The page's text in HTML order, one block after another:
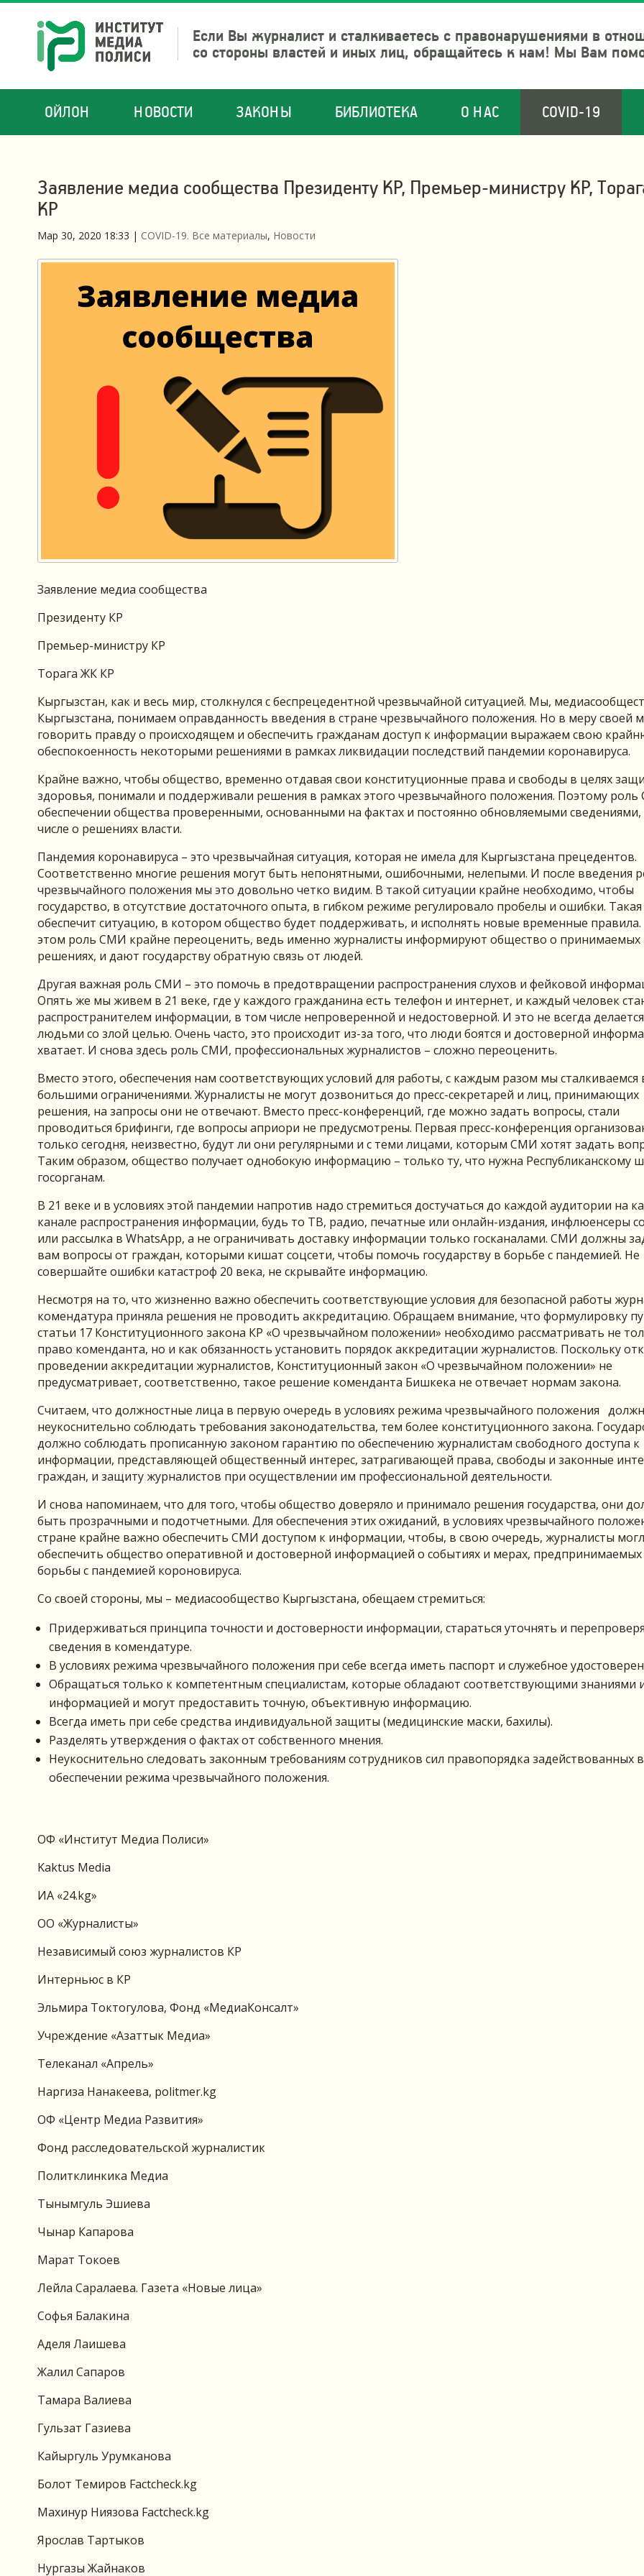
Если Вы журналист и сталкиваетесь с правонарушениями в
со стороны властей и иных лиц, обращайтесь к нам! Мы Вам
ОЙЛОН НОВОСТИ ЗАКОНЫ БИБЛИОТЕКА О НАС COVID-19
Заявление медиа сообщества Президенту КР, Премьер-министру КР,
КР
Мар 30, 2020 18:33 | COVID-19. Все материалы, Новости
Заявление медиа сообщества
Президенту КР
Премьер-министру КР
Торага ЖК КР
Кыргызстан, как и весь мир, столкнулся с беспрецедентной чрезвычайной ситуацией. Мы,
Кыргызстана, понимаем оправданность введения в стране чрезвычайного положения. Но в меру своей
говорить правду о происходящем и обеспечить гражданам доступ к информации выражаем свою
обеспокоенность некоторыми решениями в рамках ликвидации последствий пандемии коронавируса.
Крайне важно, чтобы общество, временно отдавая свои конституционные права и свободы в целях
здоровья, понимали и поддерживали решения в рамках этого чрезвычайного положения. Поэтому
обеспечении общества проверенными, основанными на фактах и постоянно обновляемыми
числе о решениях власти.
Пандемия коронавируса – это чрезвычайная ситуация, которая не имела для Кыргызстана прецедентов.
Соответственно многие решения могут быть непонятными, ошибочными, нелепыми. И после введения
чрезвычайного положения мы это довольно четко видим. В такой ситуации крайне необходимо, чтобы
государство, в отсутствие достаточного опыта, в гибком режиме регулировало пробелы и ошибки. Такая
обеспечит ситуацию, в котором общество будет поддерживать, и исполнять новые временные
этом роль СМИ крайне переоценить, ведь именно журналисты информируют общество о принимаемых
решениях, и дают государству обратную связь от людей.
Другая важная роль СМИ – это помочь в предотвращении распространения слухов и фейковой
Опять же мы живем в 21 веке, где у каждого гражданина есть телефон и интернет, и каждый человек
распространителем информации, в том числе непроверенной и недостоверной. И это не всегда делается
людьми со злой целью. Очень часто, это происходит из-за того, что люди боятся и достоверной
хватает. И снова здесь роль СМИ, профессиональных журналистов – сложно переоценить.
Вместо этого, обеспечения нам соответствующих условий для работы, с каждым разом мы сталкиваемся
большими ограничениями. Журналисты не могут дозвониться до пресс-секретарей и лиц, принимающих
решения, на запросы они не отвечают. Вместо пресс-конференций, где можно задать вопросы, стали
проводиться брифинги, где вопросы априори не предусмотрены. Первая пресс-конференция
только сегодня, неизвестно, будут ли они регулярными и с теми лицами, которым СМИ хотят задать
Таким образом, общество получает однобокую информацию – только ту, что нужна Республиканскому
госорганам.
В 21 веке и в условиях этой пандемии напротив надо стремиться достучаться до каждой аудитории на
канале распространения информации, будь то ТВ, радио, печатные или онлайн-издания, инфлюенсеры
или рассылка в WhatsApp, а не ограничивать доставку информации только госканалами. СМИ должны
вам вопросы от граждан, которыми кишат соцсети, чтобы помочь государству в борьбе с пандемией. Не
совершайте ошибки катастроф 20 века, не скрывайте информацию.
Несмотря на то, что жизненно важно обеспечить соответствующие условия для безопасной работы
комендатура приняла решения не проводить аккредитацию. Обращаем внимание, что формулировку
статьи 17 Конституционного закона КР «О чрезвычайном положении» необходимо рассматривать не
право коменданта, но и как обязанность установить порядок аккредитации журналистов. Поскольку
проведении аккредитации журналистов, Конституционный закон «О чрезвычайном положении» не
предусматривает, соответственно, такое решение коменданта Бишкека не отвечает нормам закона.
Считаем, что должностные лица в первую очередь в условиях режима чрезвычайного положения
неукоснительно соблюдать требования законодательства, тем более конституционного закона.
должно соблюдать прописанную законом гарантию по обеспечению журналистам свободного доступа к
информации, представляющей общественный интерес, затрагивающей права, свободы и законные
граждан, и защиту журналистов при осуществлении им профессиональной деятельности.
И снова напоминаем, что для того, чтобы общество доверяло и принимало решения государства, они
быть прозрачными и подотчетными. Для обеспечения этих ожиданий, в условиях чрезвычайного
стране крайне важно обеспечить СМИ доступом к информации, чтобы, в свою очередь, журналисты
обеспечить общество оперативной и достоверной информацией о событиях и мерах, предпринимаемых
борьбы с пандемией короновируса.
Со своей стороны, мы – медиасообщество Кыргызстана, обещаем стремиться:
Придерживаться принципа точности и достоверности информации, стараться уточнять и
сведения в комендатуре.
В условиях режима чрезвычайного положения при себе всегда иметь паспорт и служебное
Обращаться только к компетентным специалистам, которые обладают соответствующими знаниями
информацией и могут предоставить точную, объективную информацию.
Всегда иметь при себе средства индивидуальной защиты (медицинские маски, бахилы).
Разделять утверждения о фактах от собственного мнения.
Неукоснительно следовать законным требованиям сотрудников сил правопорядка задействованных в
обеспечении режима чрезвычайного положения.
ОФ «Институт Медиа Полиси»
Kaktus Media
ИА «24.kg»
ОО «Журналисты»
Независимый союз журналистов КР
Интерньюс в КР
Эльмира Токтогулова, Фонд «МедиаКонсалт»
Учреждение «Азаттык Медиа»
Телеканал «Апрель»
Наргиза Нанакеева, politmer.kg
ОФ «Центр Медиа Развития»
Фонд расследовательской журналистик
Политклинкика Медиа
Тынымгуль Эшиева
Чынар Капарова
Марат Токоев
Лейла Саралаева. Газета «Новые лица»
Софья Балакина
Аделя Лаишева
Жалил Сапаров
Тамара Валиева
Гульзат Газиева
Кайыргуль Урумканова
Болот Темиров Factcheck.kg
Махинур Ниязова Factcheck.kg
Ярослав Тартыков
Нургазы Жайнаков